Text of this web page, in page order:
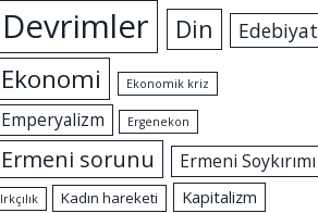
Devrimler Din Edebiyat
Ekonomi Ekonomik kriz
Emperyalizm Ergenekon
Ermeni sorunu Ermeni Soykırımı
Irkçılık Kadın hareketi Kapitalizm